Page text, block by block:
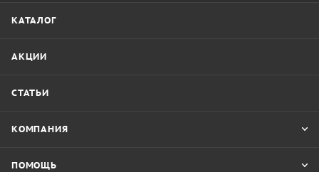
КАТАЛОГ
АКЦИИ
СТАТЬИ
КОМПАНИЯ
ПОМОЩЬ